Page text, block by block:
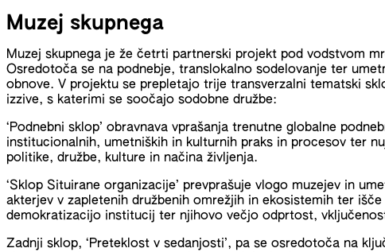
Muzej skupnega
Muzej skupnega je že četrti partnerski projekt pod vodstvom
Osredotoča se na podnebje, translokalno sodelovanje ter
obnove. V projektu se prepletajo trije transverzalni tematski
izzive, s katerimi se soočajo sodobne družbe:
‘Podnebni sklop’ obravnava vprašanja trenutne globalne
institucionalnih, umetniških in kulturnih praks in procesov ter
politike, družbe, kulture in načina življenja.
‘Sklop Situirane organizacije’ prevprašuje vlogo muzejev in
akterjev v zapletenih družbenih omrežjih in ekosistemih ter
demokratizacijo institucij ter njihovo večjo odprtost,
Zadnji sklop, ‘Preteklost v sedanjosti’, pa se osredotoča na